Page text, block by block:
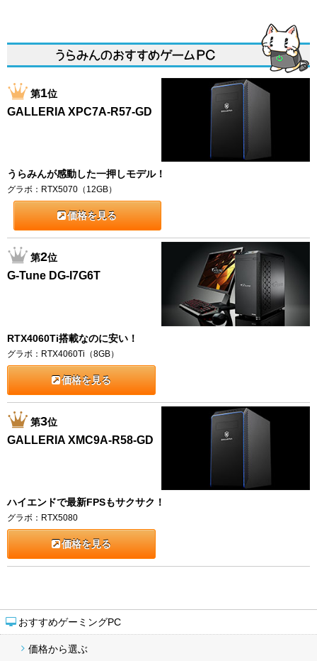
おすすめゲーミングPC
価格から選ぶ
第1位
GALLERIA XPC7A-R57-GD
うらみんが感動した一押しモデル！
グラボ：RTX5070（12GB）
価格を見る
第2位
G-Tune DG-I7G6T
RTX4060Ti搭載なのに安い！
グラボ：RTX4060Ti（8GB）
価格を見る
第3位
GALLERIA XMC9A-R58-GD
ハイエンドで最新FPSもサクサク！
グラボ：RTX5080
価格を見る